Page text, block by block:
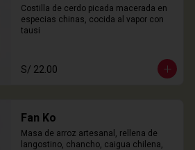
Costilla de cerdo picada macerada en
especias chinas, cocida al vapor con
tausi
S/ 22.00
Fan Ko
Masa de arroz artesanal, rellena de
langostino, chancho, caigua chilena,